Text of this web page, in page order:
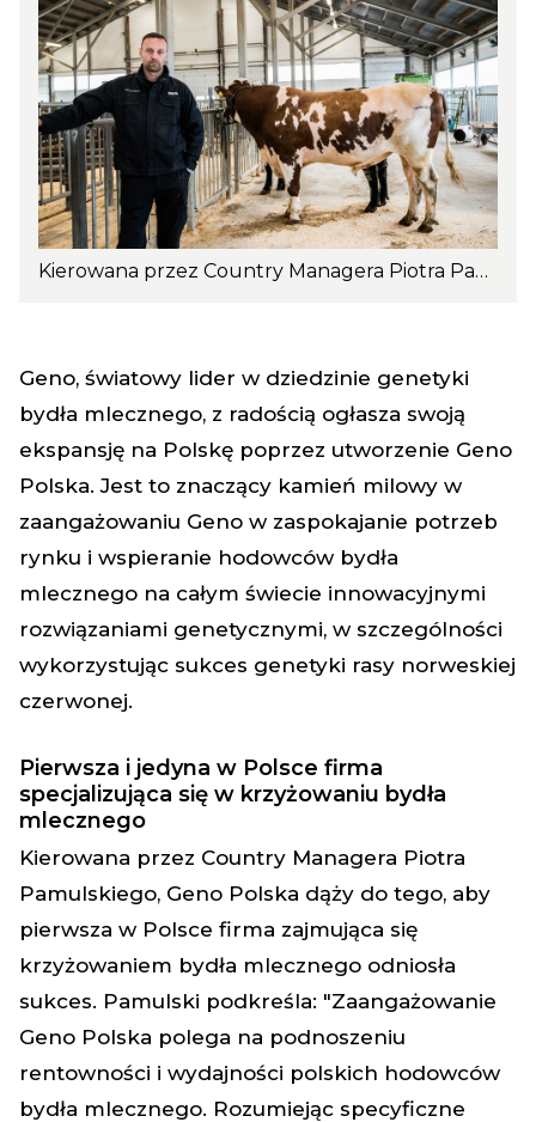
Kierowana przez Country Managera Piotra Pamulskiego, Geno Polska dąży do tego, aby pierwsza w Polsce firma zajmująca się krzyżowaniem bydła mlecznego odniosła sukces. Photo: Els Olsen
Geno, światowy lider w dziedzinie genetyki
bydła mlecznego, z radością ogłasza swoją
ekspansję na Polskę poprzez utworzenie Geno
Polska. Jest to znaczący kamień milowy w
zaangażowaniu Geno w zaspokajanie potrzeb
rynku i wspieranie hodowców bydła
mlecznego na całym świecie innowacyjnymi
rozwiązaniami genetycznymi, w szczególności
wykorzystując sukces genetyki rasy norweskiej
czerwonej.
Pierwsza i jedyna w Polsce firma
specjalizująca się w krzyżowaniu bydła
mlecznego
Kierowana przez Country Managera Piotra
Pamulskiego, Geno Polska dąży do tego, aby
pierwsza w Polsce firma zajmująca się
krzyżowaniem bydła mlecznego odniosła
sukces. Pamulski podkreśla: "Zaangażowanie
Geno Polska polega na podnoszeniu
rentowności i wydajności polskich hodowców
bydła mlecznego. Rozumiejąc specyficzne